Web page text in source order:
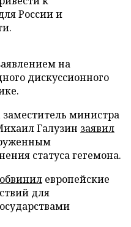
России и
на
дискуссионного
министра
Галузин заявил
статуса гегемона.
обвинил европейские
для